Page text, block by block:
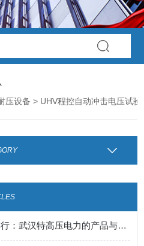
压设备 > UHV程控自动冲击电压试验
充气式试验变压器品牌排行：武汉特高压电力的产品与服务印象